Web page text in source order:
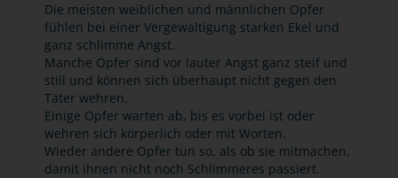
Die meisten weiblichen und männlichen Opfer
fühlen bei einer Vergewaltigung starken Ekel und
ganz schlimme Angst.
Manche Opfer sind vor lauter Angst ganz steif und
still und können sich überhaupt nicht gegen den
Täter wehren.
Einige Opfer warten ab, bis es vorbei ist oder
wehren sich körperlich oder mit Worten.
Wieder andere Opfer tun so, als ob sie mitmachen,
damit ihnen nicht noch Schlimmeres passiert.